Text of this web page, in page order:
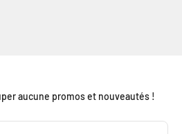
aucune promos et nouveautés !